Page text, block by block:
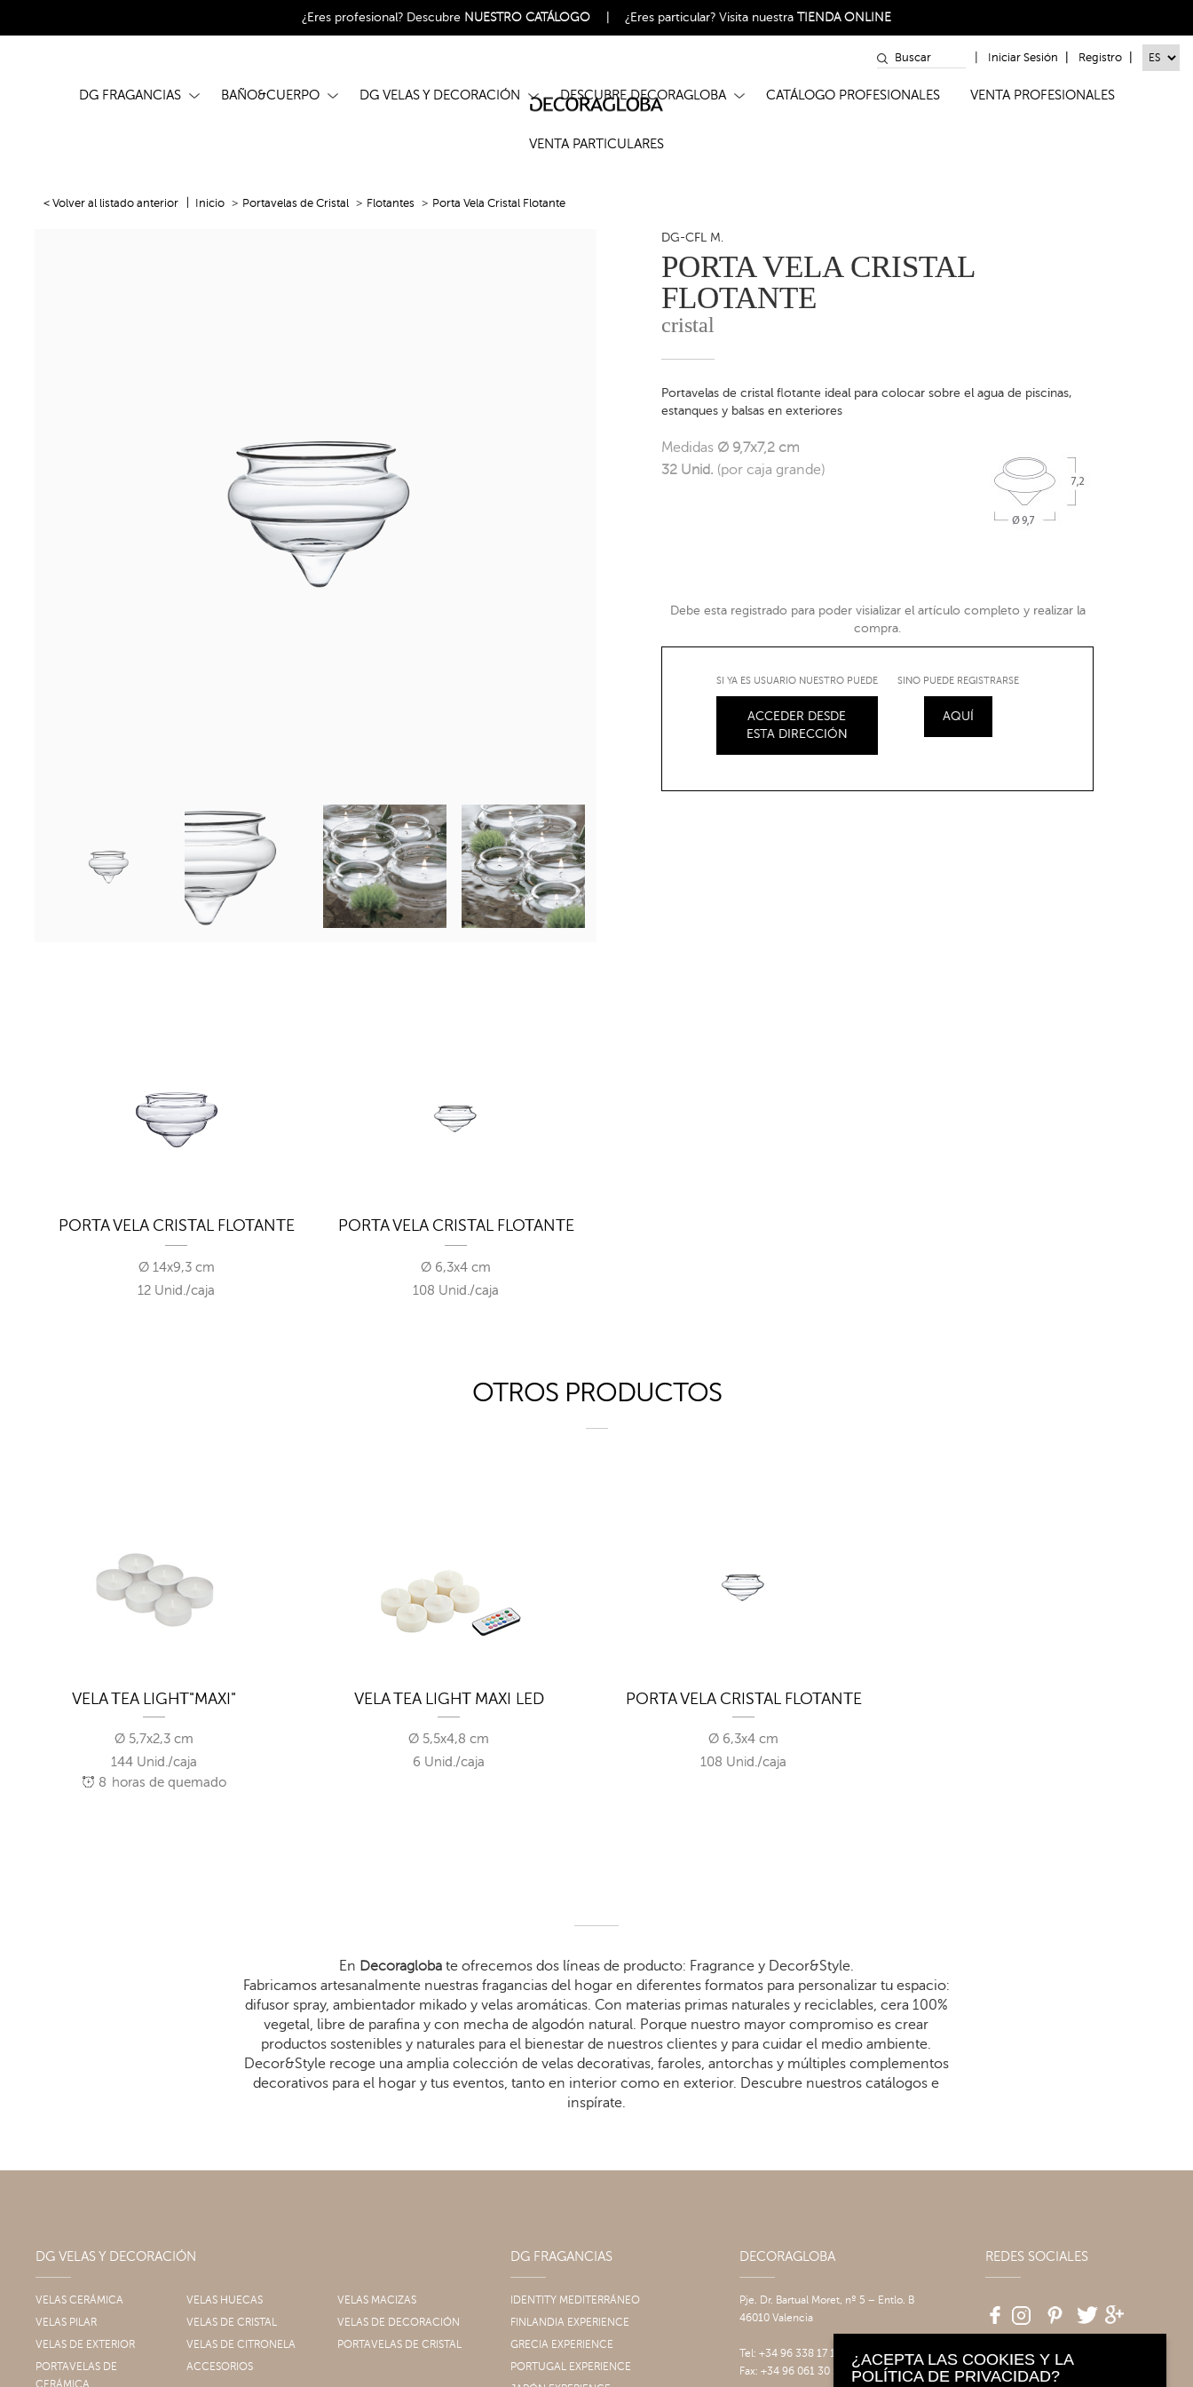
¿Eres profesional? Descubre NUESTRO CATÁLOGO ¿Eres particular?Visita nuestraTIENDA ONLINE
Iniciar Sesión Registro
DG FRAGANCIAS BAÑO&CUERPO DG VELAS Y DECORACIÓN DESCUBRE DECORAGLOBA CATÁLOGO PROFESIONALES VENTA PROFESIONALES
VENTA PARTICULARES
< Volver al listado anterior Inicio Portavelas de Cristal Flotantes Porta Vela Cristal Flotante
DG-CFL M.
PORTA VELA CRISTAL
FLOTANTE
cristal
Portavelas de cristal flotante ideal para colocar sobre el agua de piscinas,
estanques y balsas en exteriores
Medidas Ø 9,7x7,2 cm
32 Unid. (por caja grande)
Debe esta registrado para poder visializar el artículo completo y realizar la
compra.
SI YA ES USUARIO NUESTRO PUEDE
ACCEDER DESDE
ESTA DIRECCIÓN
SINO PUEDE REGISTRARSE
AQUÍ
PORTA VELA CRISTAL FLOTANTE
Ø 14x9,3 cm
12 Unid./caja
PORTA VELA CRISTAL FLOTANTE
Ø 6,3x4 cm
108 Unid./caja
OTROS PRODUCTOS
VELA TEA LIGHT"MAXI"
Ø 5,7x2,3 cm
144 Unid./caja
8 horas de quemado
VELA TEA LIGHT MAXI LED
Ø 5,5x4,8 cm
6 Unid./caja
PORTA VELA CRISTAL FLOTANTE
Ø 6,3x4 cm
108 Unid./caja
En Decoraglobate ofrecemos dos líneas de producto: Fragrance y Decor&Style.
Fabricamos artesanalmente nuestras fragancias del hogar en diferentes formatos para personalizar tu espacio:
difusor spray, ambientador mikado y velas aromáticas. Con materias primas naturales y reciclables, cera 100%
vegetal, libre de parafina y con mecha de algodón natural. Porque nuestro mayor compromiso es crear
productos sostenibles y naturales para el bienestar de nuestros clientes y para cuidar el medio ambiente.
Decor&Style recoge una amplia colección de velas decorativas, faroles, antorchas y múltiples complementos
decorativos para el hogar y tus eventos, tanto en interior como en exterior. Descubre nuestros catálogos e
inspírate.
DG VELAS Y DECORACIÓN
VELAS CERÁMICA VELAS HUECAS
VELAS MACIZAS
VELAS PILAR
VELAS DE CRISTAL
VELAS DE DECORACIÓN
VELAS DE EXTERIOR
VELAS DE CITRONELA
PORTAVELAS DE CRISTAL
PORTAVELAS DE
ACCESORIOS
DG FRAGANCIAS
IDENTITY MEDITERRÁNEO
FINLANDIA EXPERIENCE
GRECIA EXPERIENCE
PORTUGAL EXPERIENCE
DECORAGLOBA
Pje. Dr. Bartual Moret, nº 5 – Entlo. B
46010 Valencia
Tel: +34 96 338 17 17
Fax: +34 96 061 30 14
REDES SOCIALES
¿ACEPTA LAS COOKIES Y LA
POLÍTICA DE PRIVACIDAD?